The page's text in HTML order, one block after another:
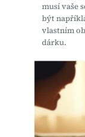
musí vaše
být
vlastním
dárku.